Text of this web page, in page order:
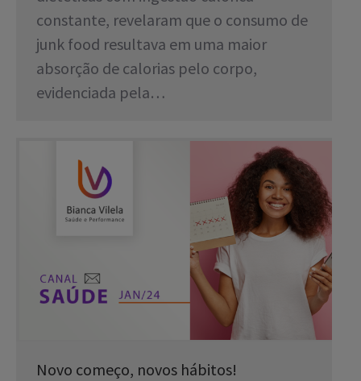
constante, revelaram que o consumo de
junk food resultava em uma maior
absorção de calorias pelo corpo,
evidenciada pela…
Novo começo, novos hábitos!